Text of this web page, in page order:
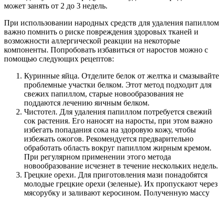
может занять от 2 до 3 недель.
При использовании народных средств для удаления папиллом
важно помнить о риске повреждения здоровых тканей и
возможности аллергической реакции на некоторые
компоненты. Попробовать избавиться от наростов можно с
помощью следующих рецептов:
Куринные яйца. Отделите белок от желтка и смазывайте
проблемные участки белком. Этот метод подходит для
свежих папиллом, старые новообразования не
поддаются лечению яичным белком.
Чистотел. Для удаления папиллом потребуется свежий
сок растения. Его наносят на наросты, при этом важно
избегать попадания сока на здоровую кожу, чтобы
избежать ожогов. Рекомендуется предварительно
обработать область вокруг папиллом жирным кремом.
При регулярном применении этого метода
новообразование исчезнет в течение нескольких недель.
Грецкие орехи. Для приготовления мази понадобятся
молодые грецкие орехи (зеленые). Их пропускают через
мясорубку и заливают керосином. Полученную массу